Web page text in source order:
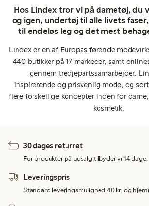
Hos Lindex tror vi på dametøj, du
og igen, undertøj til alle livets
til endeløs leg og det mest
Lindex er en af Europas førende
440 butikker på 17 markeder, samt
gennem tredjepartssamarbejder.
inspirerende og prisvenlig mode, og
flere forskellige koncepter inden for
kosmetik.
30 dages returret
For produkter på udsalg tilbyder vi 14 dage.
Leveringspris
Standard leveringsmulighed 40 kr. og